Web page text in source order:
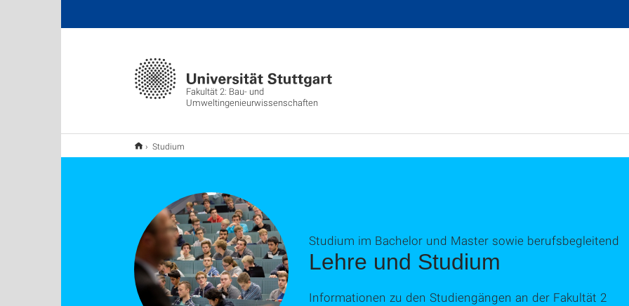
Fakultät 2: Bau- und
Umweltingenieurwissenschaften
Studium
Lehre und Studium
Studium im Bachelor und Master sowie berufsbegleitend
Informationen zu den Studiengängen an der Fakultät 2